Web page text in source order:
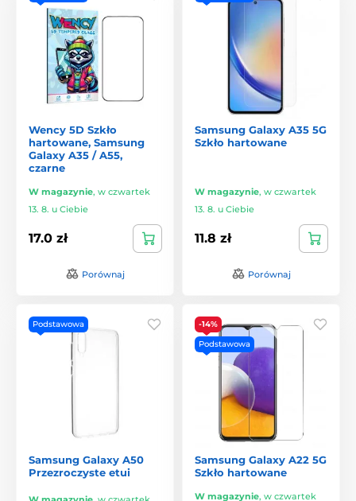
Wency 5D Szkło
hartowane, Samsung
Galaxy A35 / A55,
czarne
W magazynie, w czwartek
13. 8. u Ciebie
17.0 zł
Porównaj
Samsung Galaxy A35 5G
Szkło hartowane
W magazynie, w czwartek
13. 8. u Ciebie
11.8 zł
Porównaj
Podstawowa
Samsung Galaxy A50
Przezroczyste etui
-14%
Podstawowa
Samsung Galaxy A22 5G
Szkło hartowane
W magazynie, w czwartek